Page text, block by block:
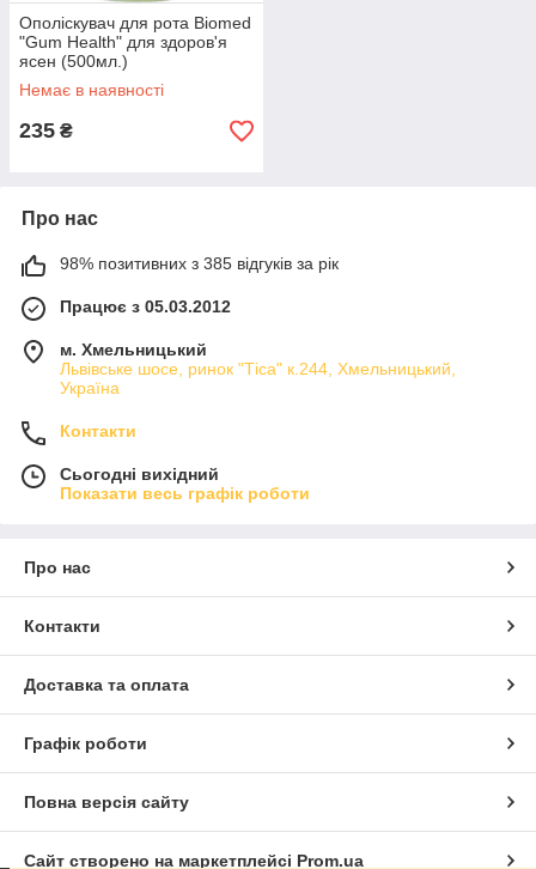
Ополіскувач для рота Biomed
"Gum Health" для здоров'я
ясен (500мл.)
Немає в наявності
235 ₴
Про нас
98% позитивних з 385 відгуків за рік
Працює з 05.03.2012
м. Хмельницький
Львівське шосе, ринок "Тіса" к.244, Хмельницький,
Україна
Контакти
Сьогодні вихідний
Показати весь графік роботи
Про нас
Контакти
Доставка та оплата
Графік роботи
Повна версія сайту
Сайт створено на маркетплейсі Prom.ua